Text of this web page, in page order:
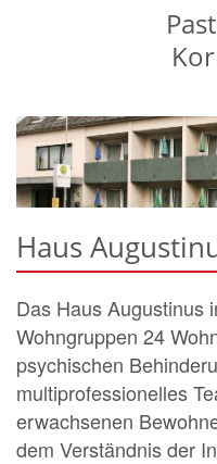
Haus
Das Haus Augustinus
Wohngruppen 24
psychischen
multiprofessionelles
erwachsenen
dem Verständnis der